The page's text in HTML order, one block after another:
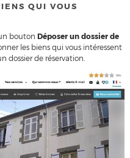
QUI VOUS
bouton Déposer un dossier de
les biens qui vous intéressent
dossier de réservation.